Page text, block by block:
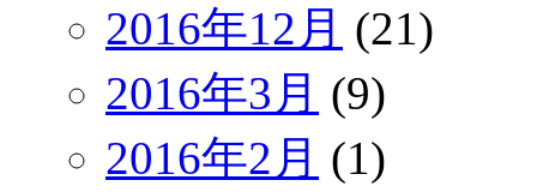
2016年12月 (21)
2016年3月 (9)
2016年2月 (1)